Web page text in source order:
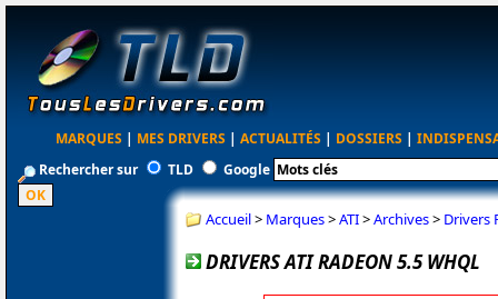
MARQUES | MES DRIVERS | ACTUALITÉS | DOSSIERS |
Rechercher sur
TLD Google
Accueil> Marques>ATI>Archives> Drivers
DRIVERS ATI RADEON 5.5 WHQL